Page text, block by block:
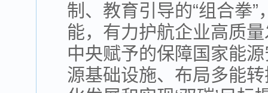
制、教育引导的“组合拳
能，有力护航企业高质
中央赋予的保障国家能
源基础设施、布局多能